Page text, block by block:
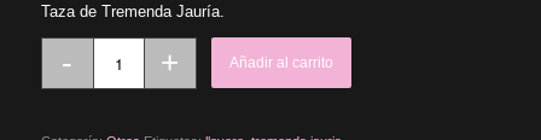
Taza de Tremenda Jauría.
Añadir al carrito